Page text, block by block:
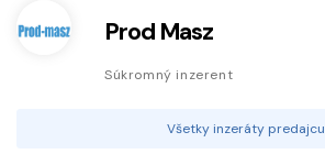
Prod Masz
Súkromný inzerent
Všetky inzeráty predajcu